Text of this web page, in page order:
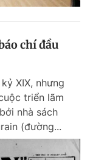
chí đầu
XIX, nhưng
triển lãm
nhà sách
(đường...